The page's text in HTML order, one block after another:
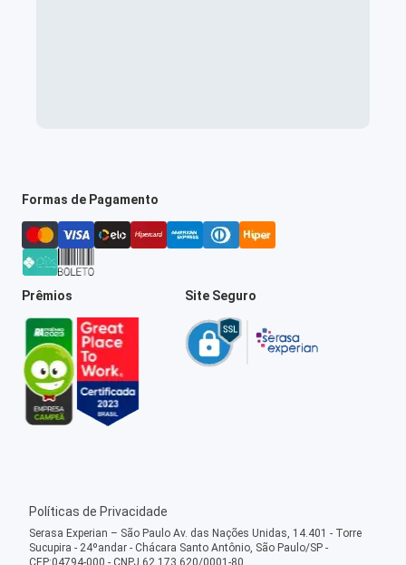
Formas de Pagamento
Prêmios Site Seguro
Políticas de Privacidade
Serasa Experian – São Paulo Av. das Nações Unidas, 14.401 - Torre
Sucupira - 24ºandar - Chácara Santo Antônio, São Paulo/SP -
CEP:04794-000 - CNPJ 62.173.620/0001-80